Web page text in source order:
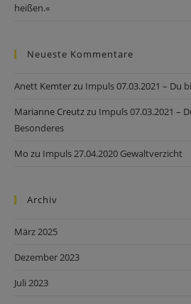
heißen.«
Neueste Kommentare
Anett Kemter zu Impuls 07.03.2021 – Du
Marianne Creutz zu Impuls 07.03.2021 –
Besonderes
Mo zu Impuls 27.04.2020 Gewaltverzicht
Archiv
März 2025
Dezember 2023
Juli 2023